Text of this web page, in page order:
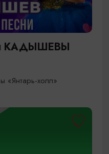
КАДЫШЕВЫ
«Янтарь-холл»